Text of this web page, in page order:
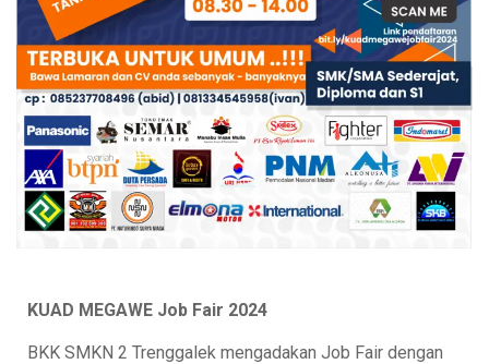
KUAD MEGAWE Job Fair 2024
BKK SMKN 2 Trenggalek mengadakan Job Fair dengan